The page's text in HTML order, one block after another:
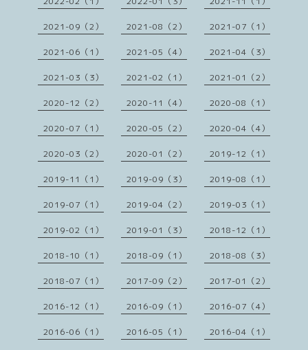
2021-09（2） 2021-08（2） 2021-07（1）
2021-06（1） 2021-05（4） 2021-04（3）
2021-03（3） 2021-02（1） 2021-01（2）
2020-12（2） 2020-11（4） 2020-08（1）
2020-07（1） 2020-05（2） 2020-04（4）
2020-03（2） 2020-01（2） 2019-12（1）
2019-11（1） 2019-09（3） 2019-08（1）
2019-07（1） 2019-04（2） 2019-03（1）
2019-02（1） 2019-01（3） 2018-12（1）
2018-10（1） 2018-09（1） 2018-08（3）
2018-07（1） 2017-09（2） 2017-01（2）
2016-12（1） 2016-09（1） 2016-07（4）
2016-06（1） 2016-05（1） 2016-04（1）